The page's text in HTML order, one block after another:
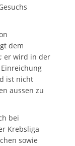
dem
er wird in der
ist nicht
aussen zu
bei
Krebsliga
sowie